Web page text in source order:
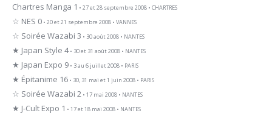
Chartres Manga 1 • 27 et 28 septembre 2008 • CHARTRES
☆ NES 0 • 20 et 21 septembre 2008 • VANNES
☆ Soirée Wazabi 3 • 30 août 2008 • NANTES
★ Japan Style 4• 30 et 31 août 2008 • NANTES
★ Japan Expo 9 • 3 au 6 juillet 2008 • PARIS
★ Épitanime 16 • 30, 31 mai et 1 juin 2008 • PARIS
☆ Soirée Wazabi 2 • 17 mai 2008 • NANTES
★ J-Cult Expo 1 • 17 et 18 mai 2008 • NANTES